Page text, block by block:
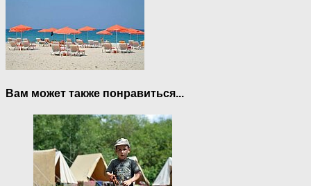
Вам может также понравиться...